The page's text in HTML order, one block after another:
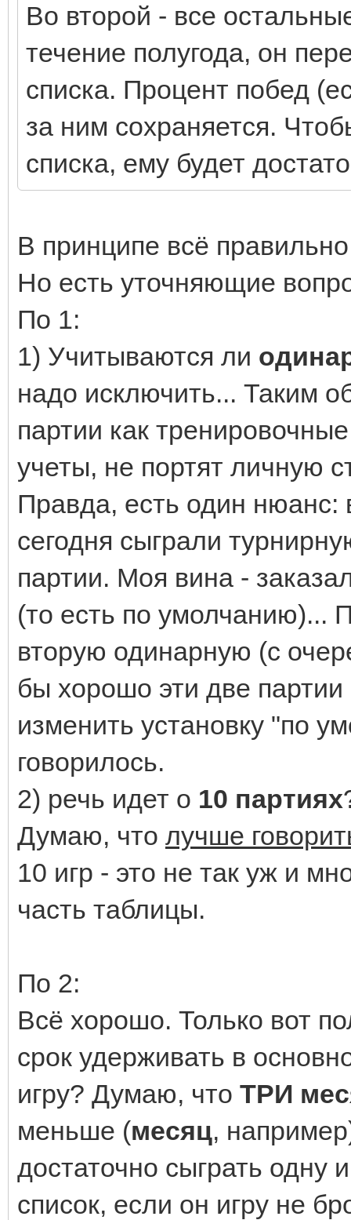
Во второй - все
течение полугода, он
списка. Процент побед
за ним сохраняется.
списка, ему будет
В принципе всё
Но есть уточняющие
По 1:
1) Учитываются ли
надо исключить... Таким
партии как
учеты, не портят личную
Правда, есть один
сегодня сыграли
партии. Моя вина -
(то есть по умолчанию)...
вторую одинарную (с
бы хорошо эти две партии
изменить установку "по
говорилось.
2) речь идет о 10 партиях
Думаю, что лучше
10 игр - это не так уж и
часть таблицы.
По 2:
Всё хорошо. Только вот
срок удерживать в
игру? Думаю, что ТРИ
меньше (месяц,
достаточно сыграть одну
список, если он игру не